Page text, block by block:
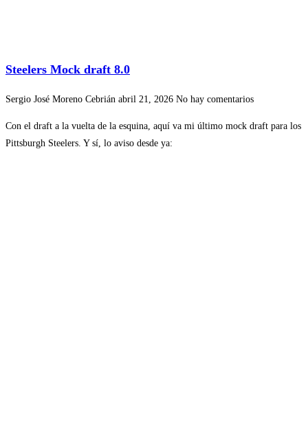
Steelers Mock draft 8.0
Sergio José Moreno Cebrián abril 21, 2026 No hay comentarios
Con el draft a la vuelta de la esquina, aquí va mi último mock draft para los
Pittsburgh Steelers. Y sí, lo aviso desde ya: